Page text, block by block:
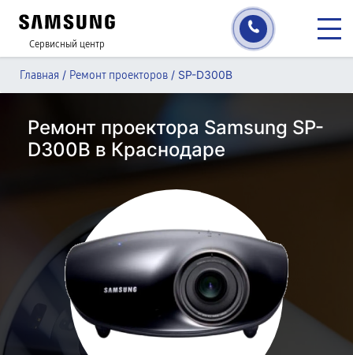
Сервисный центр
Главная / Ремонт проекторов / SP-D300B
Ремонт проектора Samsung SP-
D300B в Краснодаре